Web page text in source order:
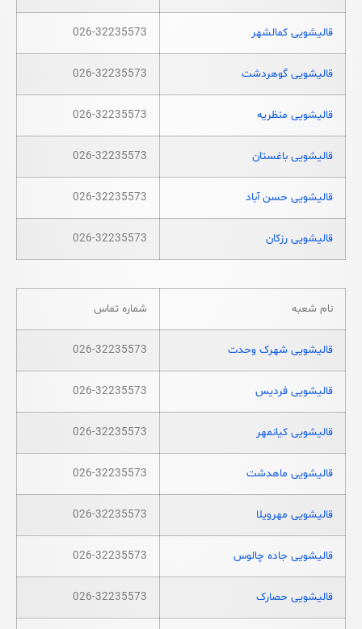
قالیشویی کمالشهر 026-32235573
قالیشویی گوهردشت 026-32235573
قالیشویی منظریه 026-32235573
قالیشویی باغستان 026-32235573
قالیشویی حسن آباد 026-32235573
قالیشویی رزکان 026-32235573
نام شعبه شماره تماس
قالیشویی شهرک وحدت 026-32235573
قالیشویی فردیس 026-32235573
قالیشویی کیانمهر 026-32235573
قالیشویی ماهدشت 026-32235573
قالیشویی مهرویلا 026-32235573
قالیشویی جاده چالوس 026-32235573
قالیشویی حصارک 026-32235573